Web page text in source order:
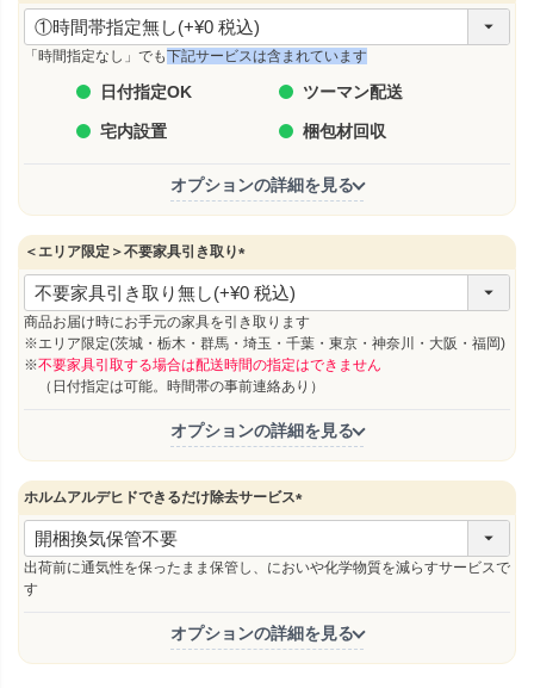
(
必
須
「時間指定なし」でも下記サービスは含まれています
日付指定OK ツーマン配送
宅内設置 梱包材回収
オプションの詳細を見る
＜エリア限定＞不要家具引き取り
(
必
須
商品お届け時にお手元の家具を引き取ります
※エリア限定(茨城・栃木・群馬・埼玉・千葉・東京・神奈川・大阪・福岡)
※不要家具引取する場合は配送時間の指定はできません
（日付指定は可能。時間帯の事前連絡あり）
オプションの詳細を見る
ホルムアルデヒドできるだけ除去サービス
(
須
出荷前に通気性を保ったまま保管し、においや化学物質を減らすサービスで
す
オプションの詳細を見る